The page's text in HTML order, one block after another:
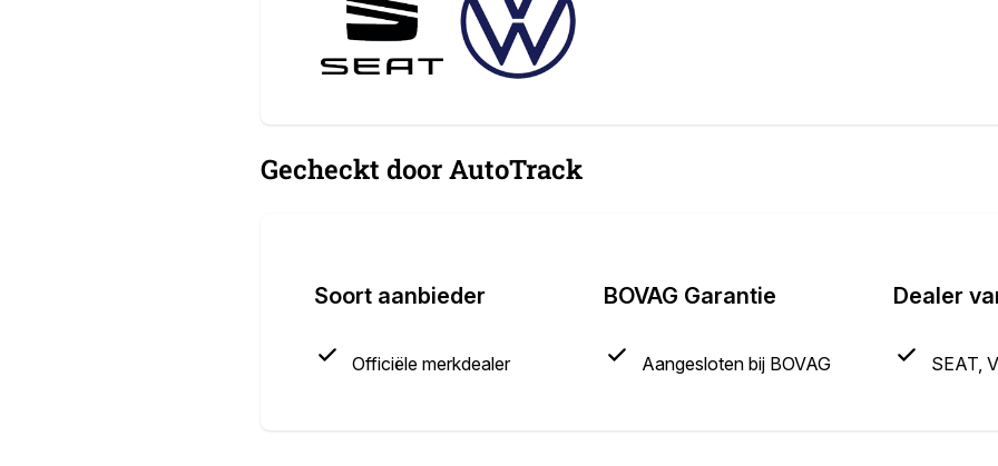
Gecheckt door AutoTrack
Soort aanbieder
Officiële merkdealer
BOVAG Garantie
Aangesloten bij BOVAG
Dealer
SEAT,